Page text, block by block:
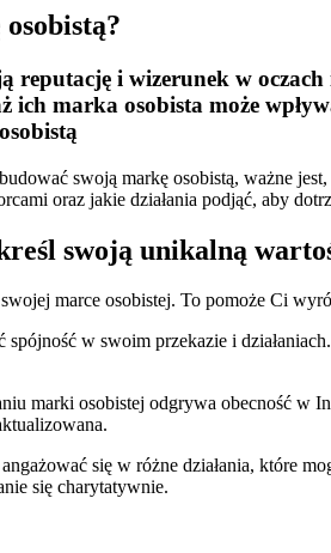
i wizerunek w
ich marka osobista może
swoją markę osobistą, ważne
oraz jakie działania podjąć, aby
swoją unikalną
marce osobistej. To pomoże Ci
w swoim przekazie i
marki osobistej odgrywa obecność w
się w różne działania, które
się charytatywnie.